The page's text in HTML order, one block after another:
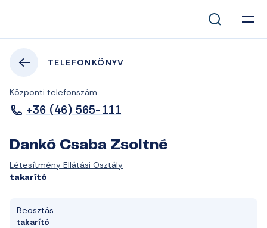
TELEFONKÖNYV
Központi telefonszám
+36 (46) 565-111
Dankó Csaba Zsoltné
Létesítmény Ellátási Osztály
takarító
Beosztás
takarító